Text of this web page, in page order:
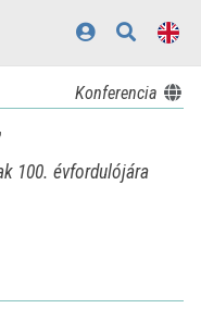
Konferencia
100. évfordulójára